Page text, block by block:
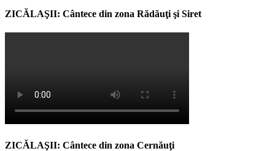
ZICĂLAŞII: Cântece din zona Rădăuţi şi Siret
ZICĂLAŞII: Cântece din zona Cernăuţi